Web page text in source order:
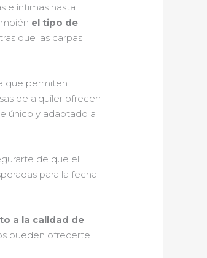
e íntimas hasta
el tipo de
que las carpas
que permiten
de alquiler ofrecen
único y adaptado a
de que el
para la fecha
a la calidad de
pueden ofrecerte